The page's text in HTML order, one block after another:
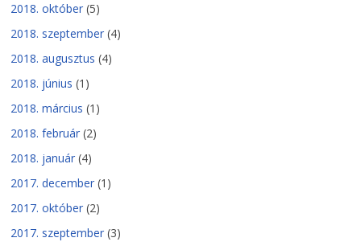
2018. október (5)
2018. szeptember (4)
2018. augusztus (4)
2018. június (1)
2018. március (1)
2018. február (2)
2018. január (4)
2017. december (1)
2017. október (2)
2017. szeptember (3)